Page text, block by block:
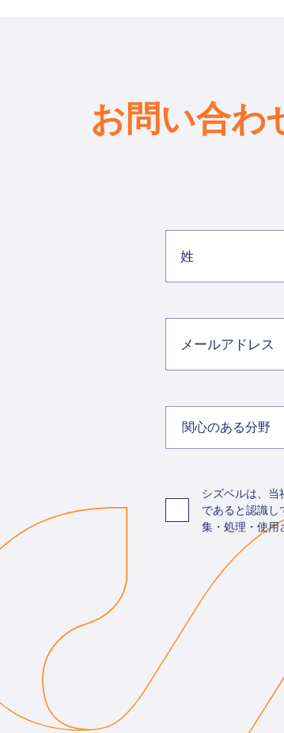
お問い合わ
関心のある分野
シズベルは、当
であると認識し
集・処理・使用